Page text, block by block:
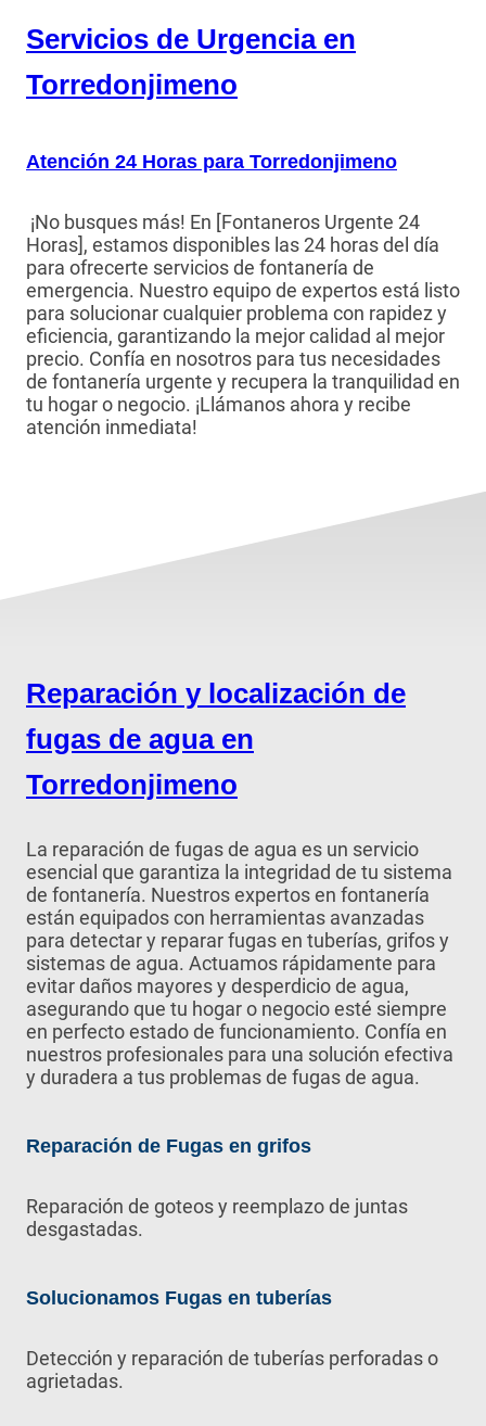
Servicios de Urgencia en
Torredonjimeno
Atención 24 Horas para Torredonjimeno
¡No busques más! En [Fontaneros Urgente 24
Horas], estamos disponibles las 24 horas del día
para ofrecerte servicios de fontanería de
emergencia. Nuestro equipo de expertos está listo
para solucionar cualquier problema con rapidez y
eficiencia, garantizando la mejor calidad al mejor
precio. Confía en nosotros para tus necesidades
de fontanería urgente y recupera la tranquilidad en
tu hogar o negocio. ¡Llámanos ahora y recibe
atención inmediata!
Reparación y localización de
fugas de agua en
Torredonjimeno
La reparación de fugas de agua es un servicio
esencial que garantiza la integridad de tu sistema
de fontanería. Nuestros expertos en fontanería
están equipados con herramientas avanzadas
para detectar y reparar fugas en tuberías, grifos y
sistemas de agua. Actuamos rápidamente para
evitar daños mayores y desperdicio de agua,
asegurando que tu hogar o negocio esté siempre
en perfecto estado de funcionamiento. Confía en
nuestros profesionales para una solución efectiva
y duradera a tus problemas de fugas de agua.
Reparación de Fugas en grifos
Reparación de goteos y reemplazo de juntas
desgastadas.
Solucionamos Fugas en tuberías
Detección y reparación de tuberías perforadas o
agrietadas.